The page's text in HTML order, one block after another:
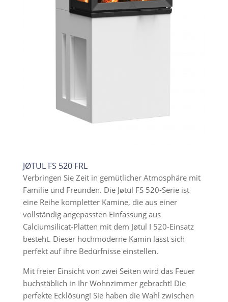
JØTUL FS 520 FRL
Verbringen Sie Zeit in gemütlicher Atmosphäre mit
Familie und Freunden. Die Jøtul FS 520-Serie ist
eine Reihe kompletter Kamine, die aus einer
vollständig angepassten Einfassung aus
Calciumsilicat-Platten mit dem Jøtul I 520-Einsatz
besteht. Dieser hochmoderne Kamin lässt sich
perfekt auf ihre Bedürfnisse einstellen.
Mit freier Einsicht von zwei Seiten wird das Feuer
buchstäblich in Ihr Wohnzimmer gebracht! Die
perfekte Ecklösung! Sie haben die Wahl zwischen